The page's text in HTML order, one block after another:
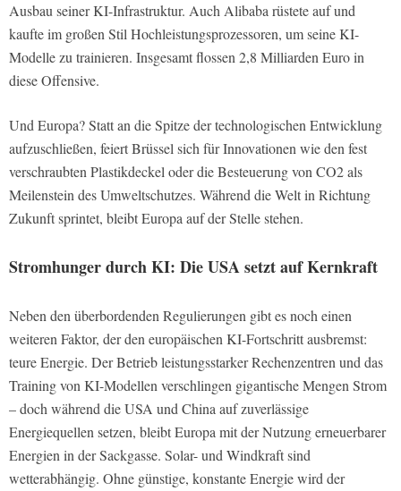
Ausbau seiner KI-Infrastruktur. Auch Alibaba rüstete auf und
kaufte im großen Stil Hochleistungsprozessoren, um seine KI-
Modelle zu trainieren. Insgesamt flossen 2,8 Milliarden Euro in
diese Offensive.
Und Europa? Statt an die Spitze der technologischen Entwicklung
aufzuschließen, feiert Brüssel sich für Innovationen wie den fest
verschraubten Plastikdeckel oder die Besteuerung von CO2 als
Meilenstein des Umweltschutzes. Während die Welt in Richtung
Zukunft sprintet, bleibt Europa auf der Stelle stehen.
Stromhunger durch KI: Die USA setzt auf Kernkraft
Neben den überbordenden Regulierungen gibt es noch einen
weiteren Faktor, der den europäischen KI-Fortschritt ausbremst:
teure Energie. Der Betrieb leistungsstarker Rechenzentren und das
Training von KI-Modellen verschlingen gigantische Mengen Strom
– doch während die USA und China auf zuverlässige
Energiequellen setzen, bleibt Europa mit der Nutzung erneuerbarer
Energien in der Sackgasse. Solar- und Windkraft sind
wetterabhängig. Ohne günstige, konstante Energie wird der